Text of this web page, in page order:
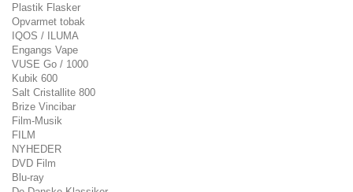
Plastik Flasker
Opvarmet tobak
IQOS / ILUMA
Engangs Vape
VUSE Go / 1000
Kubik 600
Salt Cristallite 800
Brize Vincibar
Film-Musik
FILM
NYHEDER
DVD Film
Blu-ray